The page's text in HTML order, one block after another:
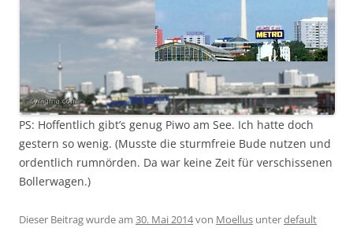
PS: Hoffentlich gibt’s genug Piwo am See. Ich hatte doch
gestern so wenig. (Musste die sturmfreie Bude nutzen und
ordentlich rumnörden. Da war keine Zeit für verschissenen
Bollerwagen.)
Dieser Beitrag wurde am 30. Mai 2014von Moellus unterdefault